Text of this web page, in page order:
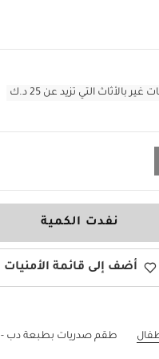
التي تزيد عن 25 د.ك
نفدت الكمية
أضف إلى قائمة الأمنيات
طقم صدريات بطبعة دب - 3 قطع